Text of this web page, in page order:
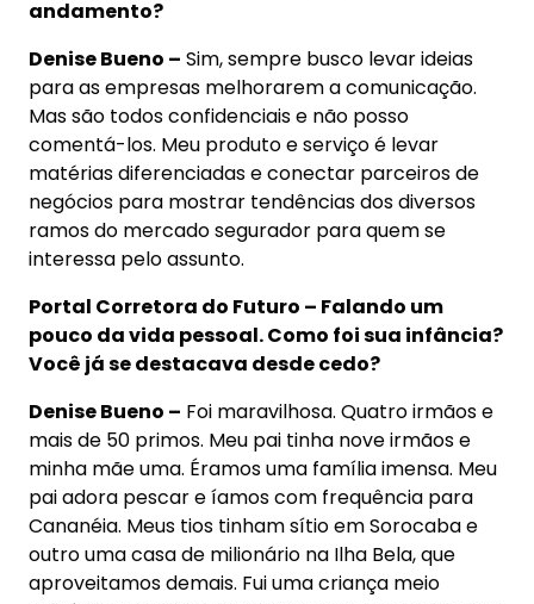
andamento?
Denise Bueno – Sim, sempre busco levar ideias
para as empresas melhorarem a comunicação.
Mas são todos confidenciais e não posso
comentá-los. Meu produto e serviço é levar
matérias diferenciadas e conectar parceiros de
negócios para mostrar tendências dos diversos
ramos do mercado segurador para quem se
interessa pelo assunto.
Portal Corretora do Futuro – Falando um
pouco da vida pessoal. Como foi sua infância?
Você já se destacava desde cedo?
Denise Bueno – Foi maravilhosa. Quatro irmãos e
mais de 50 primos. Meu pai tinha nove irmãos e
minha mãe uma. Éramos uma família imensa. Meu
pai adora pescar e íamos com frequência para
Cananéia. Meus tios tinham sítio em Sorocaba e
outro uma casa de milionário na Ilha Bela, que
aproveitamos demais. Fui uma criança meio